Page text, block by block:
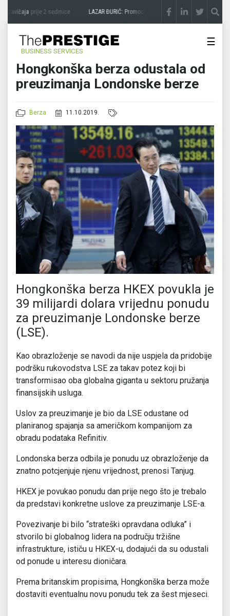
zavičajaprije 2 sedmice LAZAR ĐURIĆ: Promocija potencijal pretvara u destinaciju
BUSINESS SERVICES
☰
Hongkonška berza odustala od
preuzimanja Londonske berze
Berza 11.10.2019.
Hongkonška berza HKEX povukla je
39 milijardi dolara vrijednu ponudu
za preuzimanje Londonske berze
(LSE).
Kao obrazloženje se navodi da nije uspjela da pridobije
podršku rukovodstva LSE za takav potez koji bi
transformisao oba globalna giganta u sektoru pružanja
finansijskih usluga.
Uslov za preuzimanje je bio da LSE odustane od
planiranog spajanja sa američkom kompanijom za
obradu podataka Refinitiv.
Londonska berza odbila je ponudu uz obrazloženje da
znatno potcjenjuje njenu vrijednost, prenosi Tanjug.
HKEX je povukao ponudu dan prije nego što je trebalo
da predstavi konkretne uslove za preuzimanje LSE-a.
Povezivanje bi bilo “strateški opravdana odluka” i
stvorilo bi globalnog lidera na području tržišne
infrastrukture, ističu u HKEX-u, dodajući da su odustali
od ponude u interesu dioničara.
Prema britanskim propisima, Hongkonška berza može
dostaviti eventualnu novu ponudu tek za šest mjeseci.